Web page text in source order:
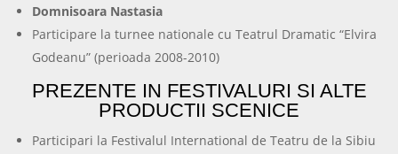
Domnisoara Nastasia
Participare la turnee nationale cu Teatrul Dramatic “Elvira
Godeanu” (perioada 2008-2010)
PREZENTE IN FESTIVALURI SI ALTE
PRODUCTII SCENICE
Participari la Festivalul International de Teatru de la Sibiu